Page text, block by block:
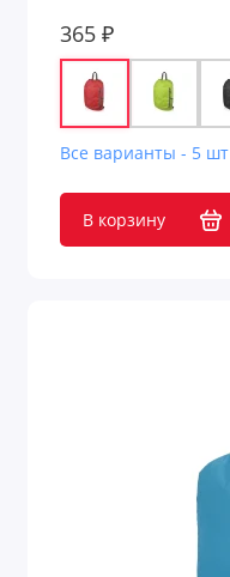
365 ₽
Все варианты - 5 шт
В корзину